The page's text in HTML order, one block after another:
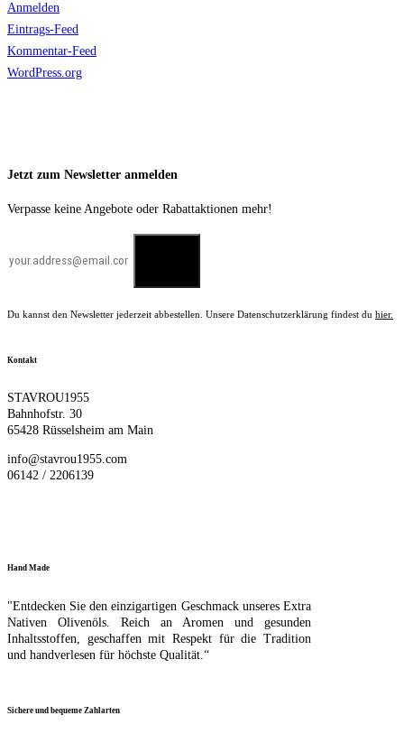
Anmelden
Eintrags-Feed
Kommentar-Feed
WordPress.org
Jetzt zum Newsletter anmelden
Verpasse keine Angebote oder Rabattaktionen mehr!
Du kannst den Newsletter jederzeit abbestellen. Unsere Datenschutzerklärung findest du hier.
Kontakt
STAVROU1955
Bahnhofstr. 30
65428 Rüsselsheim am Main
info@stavrou1955.com
06142 / 2206139
Hand Made
"Entdecken Sie den einzigartigen Geschmack unseres Extra
Nativen Olivenöls. Reich an Aromen und gesunden
Inhaltsstoffen, geschaffen mit Respekt für die Tradition
und handverlesen für höchste Qualität.“
Sichere und bequeme Zahlarten